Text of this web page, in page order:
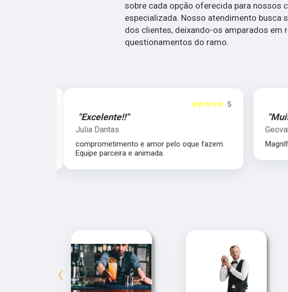
sobre cada opção oferecida para nossos
especializada. Nosso atendimento busca
dos clientes, deixando-os amparados em
questionamentos do ramo.
5
☆☆☆☆☆
"Excelente!!"
Julia Dantas
comprometimento e amor pelo oque fazem.
Equipe parceira e animada.
‹